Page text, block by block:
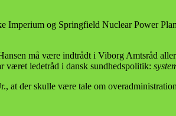
og Springfield Nuclear Power
må være indtrådt i Viborg Amtsråd
været ledetråd i dansk sundhedspolitik:
at der skulle være tale om